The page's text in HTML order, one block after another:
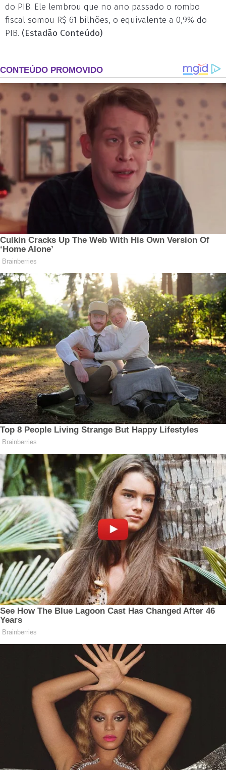
do PIB. Ele lembrou que no ano passado o rombo
fiscal somou R$ 61 bilhões, o equivalente a 0,9% do
PIB. (Estadão Conteúdo)